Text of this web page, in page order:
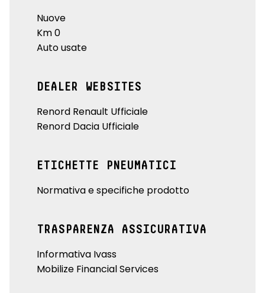
Nuove
Km 0
Auto usate
DEALER WEBSITES
Renord Renault Ufficiale
Renord Dacia Ufficiale
ETICHETTE PNEUMATICI
Normativa e specifiche prodotto
TRASPARENZA ASSICURATIVA
Informativa Ivass
Mobilize Financial Services